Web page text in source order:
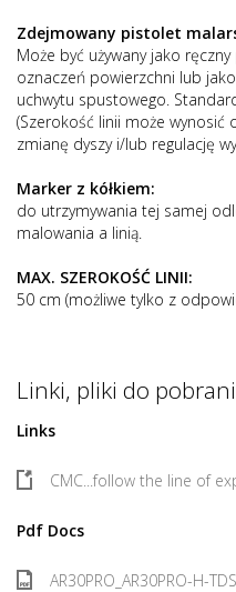
Zdejmowany pistolet
Może być używany jako
oznaczeń powierzchni lub
uchwytu spustowego.
(Szerokość linii może
zmianę dyszy i/lub regulację
Marker z kółkiem:
do utrzymywania tej samej
malowania a linią.
MAX. SZEROKOŚĆ LINII:
50 cm (możliwe tylko z
Linki, pliki do
Links
CMC...follow the line of
Pdf Docs
AR30PRO_AR30PRO-H-